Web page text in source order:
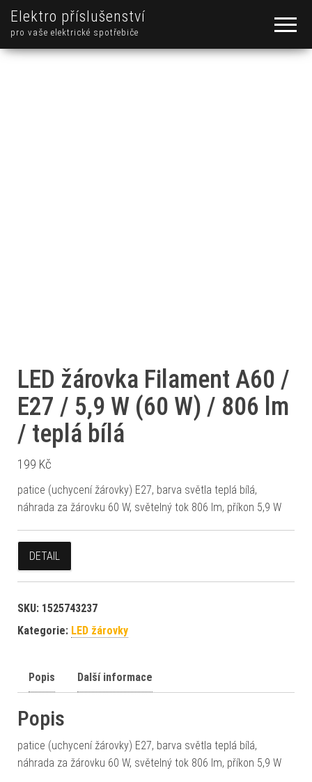
Elektro příslušenství
pro vaše elektrické spotřebiče
LED žárovka Filament A60 /
E27 / 5,9 W (60 W) / 806 lm
/ teplá bílá
199 Kč
patice (uchycení žárovky) E27, barva světla teplá bílá,
náhrada za žárovku 60 W, světelný tok 806 lm, příkon 5,9 W
DETAIL
SKU: 1525743237
Kategorie: LED žárovky
Popis Další informace
Popis
patice (uchycení žárovky) E27, barva světla teplá bílá,
náhrada za žárovku 60 W, světelný tok 806 lm, příkon 5,9 W